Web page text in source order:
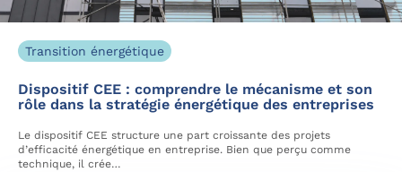
Transition énergétique
Dispositif CEE : comprendre le mécanisme et son
rôle dans la stratégie énergétique des entreprises
Le dispositif CEE structure une part croissante des projets
d’efficacité énergétique en entreprise. Bien que perçu comme
technique, il crée…